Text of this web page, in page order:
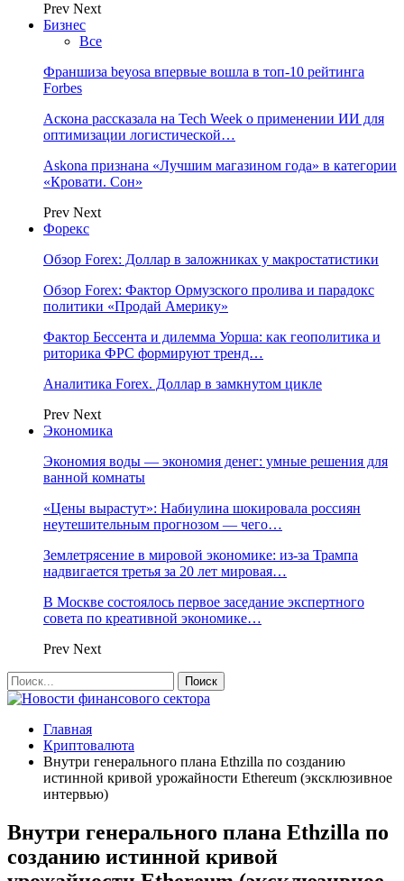
Prev Next
Бизнес
Все
Франшиза beyosa впервые вошла в топ-10 рейтинга
Forbes
Аскона рассказала на Tech Week о применении ИИ для
оптимизации логистической…
Askona признана «Лучшим магазином года» в категории
«Кровати. Сон»
Prev Next
Форекс
Обзор Forex: Доллар в заложниках у макростатистики
Обзор Forex: Фактор Ормузского пролива и парадокс
политики «Продай Америку»
Фактор Бессента и дилемма Уорша: как геополитика и
риторика ФРС формируют тренд…
Аналитика Forex. Доллар в замкнутом цикле
Prev Next
Экономика
Экономия воды — экономия денег: умные решения для
ванной комнаты
«Цены вырастут»: Набиулина шокировала россиян
неутешительным прогнозом — чего…
Землетрясение в мировой экономике: из-за Трампа
надвигается третья за 20 лет мировая…
В Москве состоялось первое заседание экспертного
совета по креативной экономике…
Prev Next
Главная
Криптовалюта
Внутри генерального плана Ethzilla по созданию
истинной кривой урожайности Ethereum (эксклюзивное
интервью)
Внутри генерального плана Ethzilla по
созданию истинной кривой